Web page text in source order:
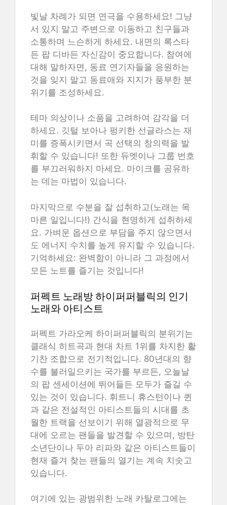
빛날 차례가 되면 연극을 수용하세요! 그냥
서 있지 말고 주변으로 이동하고 친구들과
소통하며 느슨하게 하세요. 내면의 록스타
든 팝 디바든 자신감이 중요합니다. 참여에
대해 말하자면, 동료 연기자들을 응원하는
것을 잊지 말고 동료애와 지지가 풍부한 분
위기를 조성하세요.
테마 의상이나 소품을 고려하여 감각을 더
하세요. 깃털 보아나 펑키한 선글라스는 재
미를 증폭시키면서 곡 선택의 창의력을 발
휘할 수 있습니다! 또한 듀엣이나 그룹 번호
를 부끄러워하지 마세요. 마이크를 공유하
는 데는 마법이 있습니다.
마지막으로 수분을 잘 섭취하고(노래는 목
마른 일입니다!) 간식을 현명하게 섭취하세
요. 가벼운 옵션으로 부담을 주지 않으면서
도 에너지 수치를 높게 유지할 수 있습니다.
기억하세요: 완벽함이 아니라 그 과정에서
모든 노트를 즐기는 것입니다!
퍼펙트 노래방 하이퍼퍼블릭의 인기
노래와 아티스트
퍼펙트 가라오케 하이퍼퍼블릭의 분위기는
클래식 히트곡과 현대 차트 1위를 차지한 활
기찬 조합으로 전기적입니다. 80년대의 향
수를 불러일으키는 국가를 부르든, 오늘날
의 팝 센세이션에 뛰어들든 모두가 즐길 수
있는 것이 있습니다. 휘트니 휴스턴이나 퀸
과 같은 전설적인 아티스트들의 시대를 초
월한 트랙을 선보이기 위해 열광적으로 무
대에 오르는 팬들을 발견할 수 있으며, 방탄
소년단이나 두아 리파와 같은 아티스트들이
현재 즐겨 찾는 팬들의 열기는 계속 치솟고
있습니다.
여기에 있는 광범위한 노래 카탈로그에는